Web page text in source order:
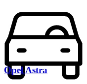
Opel Astra